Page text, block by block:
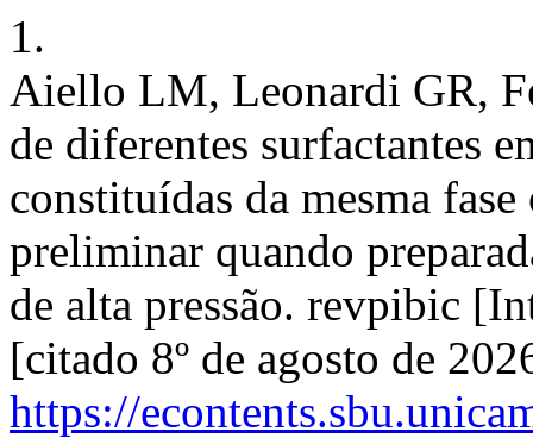
1.
Aiello LM, Leonardi GR,
de diferentes surfactantes
constituídas da mesma
preliminar quando
de alta pressão. revpibic
[citado 8º de agosto de
https://